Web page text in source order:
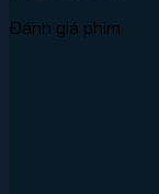
Đánh giá phim